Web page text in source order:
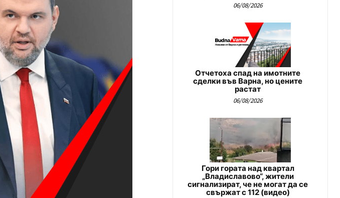
06/08/2026
Отчетоха спад на имотните
сделки във Варна, но цените
растат
06/08/2026
Гори гората над квартал
„Владиславово“, жители
сигнализират, че не могат да се
свържат с 112 (видео)